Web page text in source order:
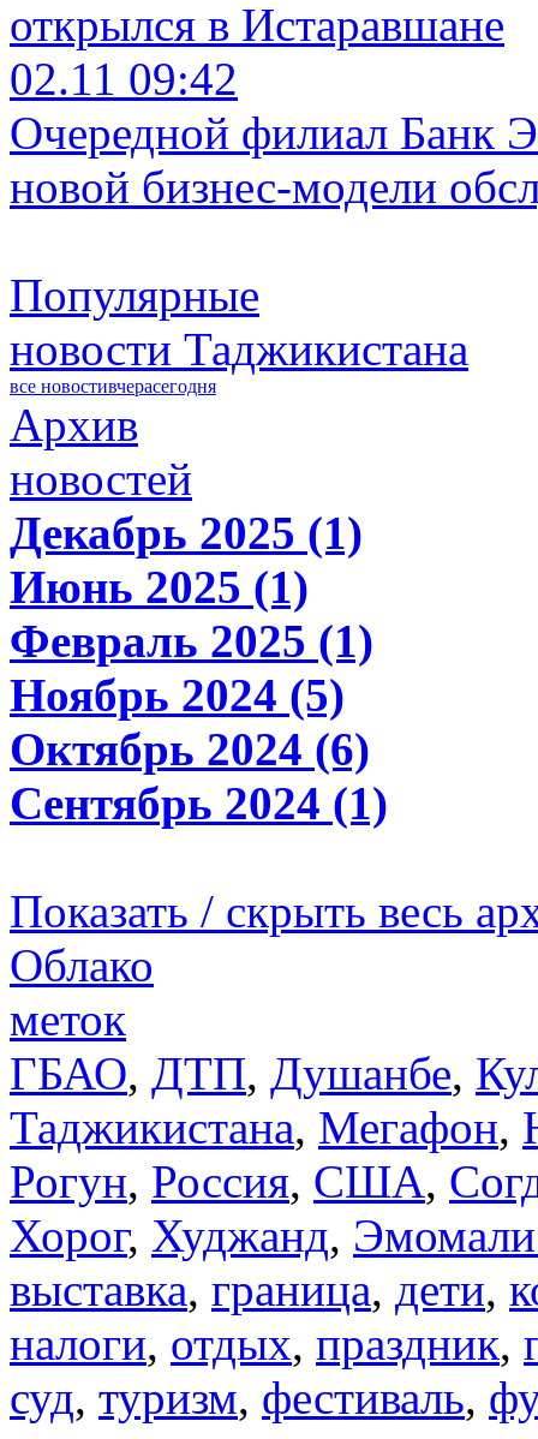
открылся в Истаравшане
02.11 09:42
Очередной филиал Банк
новой бизнес-модели
Популярные
новости Таджикистана
все новостивчерасегодня
Архив
новостей
Декабрь 2025 (1)
Июнь 2025 (1)
Февраль 2025 (1)
Ноябрь 2024 (5)
Октябрь 2024 (6)
Сентябрь 2024 (1)
Показать / скрыть весь
Облако
меток
ГБАО, ДТП, Душанбе,
Таджикистана, Мегафон,
Рогун, Россия, США,
Хорог, Худжанд,
выставка, граница, дети,
налоги, отдых, праздник,
суд, туризм, фестиваль,